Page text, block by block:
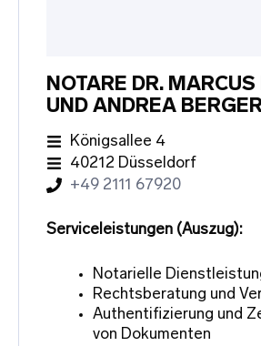
NOTARE DR.
UND ANDREA
Königsallee 4
40212 Düsseldorf
+49 2111 67920
Serviceleistungen (Auszug):
Notarielle
Rechtsberatung und
Authentifizierung und
von Dokumenten